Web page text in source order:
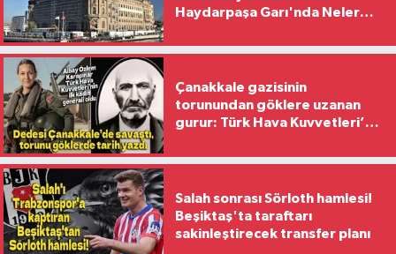
Haydarpaşa Garı'nda Neler
Çanakkale gazisinin
torunundan göklere uzanan
gurur: Türk Hava Kuvvetleri’nin
Salah sonrası Sörloth hamlesi!
Beşiktaş'ta taraftarı
sakinleştirecek transfer planı